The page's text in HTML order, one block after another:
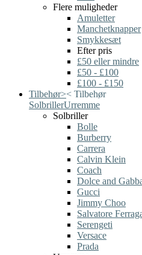
Flere muligheder
Amuletter
Manchetknapper
Smykkesæt
Efter pris
£50 eller mindre
£50 - £100
£100 - £150
Tilbehør>< Tilbehør
SolbrillerUrremme
Solbriller
Bolle
Burberry
Carrera
Calvin Klein
Coach
Dolce and
Gucci
Jimmy Choo
Salvatore
Serengeti
Versace
Prada